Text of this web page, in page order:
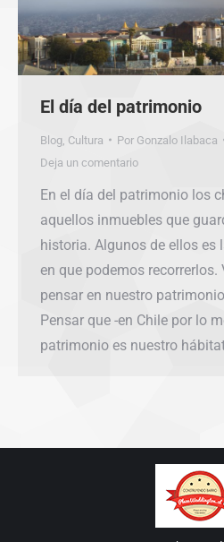
El día del patrimonio
Blog Cultura Por Gonzalo Ilabaca
Deja un comentario
En el día del patrimonio los
aquellos inmuebles que
historia. Algunos de ellos es
en que podemos
pensar en nuestro
Pensar que -en Chile por lo
patrimonio es nuestro